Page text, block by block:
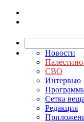
Новости
СВО
Интервью
Сетка
Редакция